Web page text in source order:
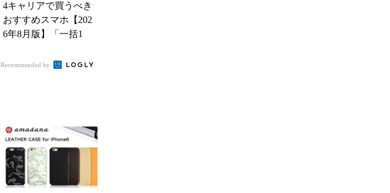
4キャリアで買うべき
おすすめスマホ【202
6年8月版】「一括1
得なiPhone／...
Recommended by